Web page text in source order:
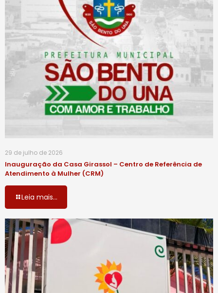
29 de julho de 2026
Inauguração da Casa Girassol – Centro de Referência de
Atendimento à Mulher (CRM)
Leia mais...